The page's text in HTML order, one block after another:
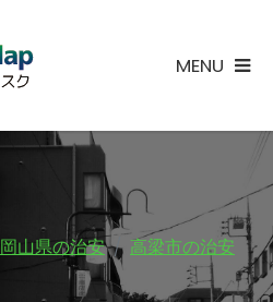
MENU
岡山県の治安
高梁市の治安